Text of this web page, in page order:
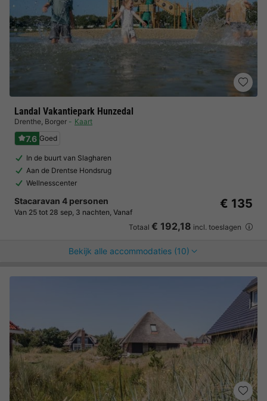
Landal Vakantiepark Hunzedal
Drenthe, Borger Kaart
7.6 Goed
In de buurt van Slagharen
Aan de Drentse Hondsrug
Wellnesscenter
Stacaravan 4 personen
Van 25 tot 28 sep, 3 nachten, Vanaf
€ 135
Totaal € 192,18 incl. toeslagen
Bekijk alle accommodaties (10)